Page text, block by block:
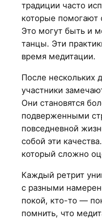
традиции часто
которые помогают
Это могут быть и
танцы. Эти
время медитации.
После нескольких
участники
Они становятся
подверженными
повседневной
собой эти
который сложно
Каждый ретрит
с разными
покой, кто-то —
помнить, что